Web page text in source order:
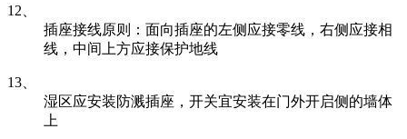
12、
插座接线原则：面向插座的左侧应接零线，右侧应接相
线，中间上方应接保护地线
13、
湿区应安装防溅插座，开关宜安装在门外开启侧的墙体
上